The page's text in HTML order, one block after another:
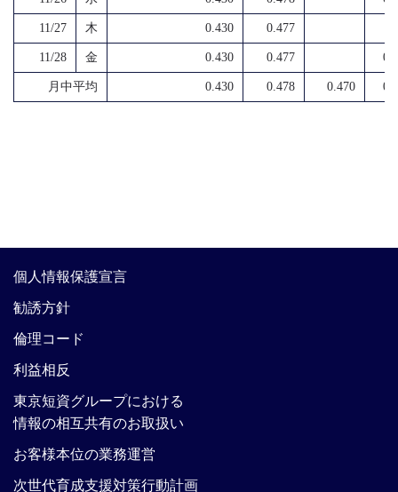
11/27 木 0.430 0.477
11/28 金 0.430 0.477
月中平均 0.430 0.478 0.470
個人情報保護宣言
勧誘方針
倫理コード
利益相反
東京短資グループにおける
情報の相互共有のお取扱い
お客様本位の業務運営
次世代育成支援対策行動計画